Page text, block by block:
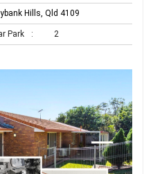
Hills, Qld 4109
Park 2